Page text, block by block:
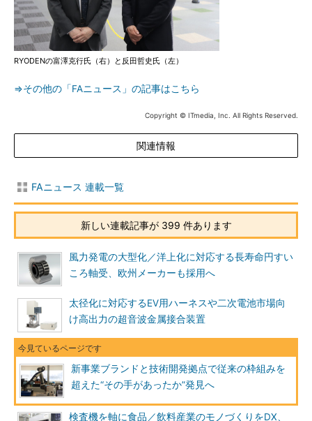
RYODENの富澤克行氏（右）と反田哲史氏（左）
⇒その他の「FAニュース」の記事はこちら
Copyright © ITmedia, Inc. All Rights Reserved.
関連情報
FAニュース 連載一覧
新しい連載記事が 399 件あります
風力発電の大型化／洋上化に対応する長寿命円すい
ころ軸受、欧州メーカーも採用へ
太径化に対応するEV用ハーネスや二次電池市場向
け高出力の超音波金属接合装置
新事業ブランドと技術開発拠点で従来の枠組みを
超えた“その手があったか”発見へ
検査機を軸に食品／飲料産業のモノづくりをDX、